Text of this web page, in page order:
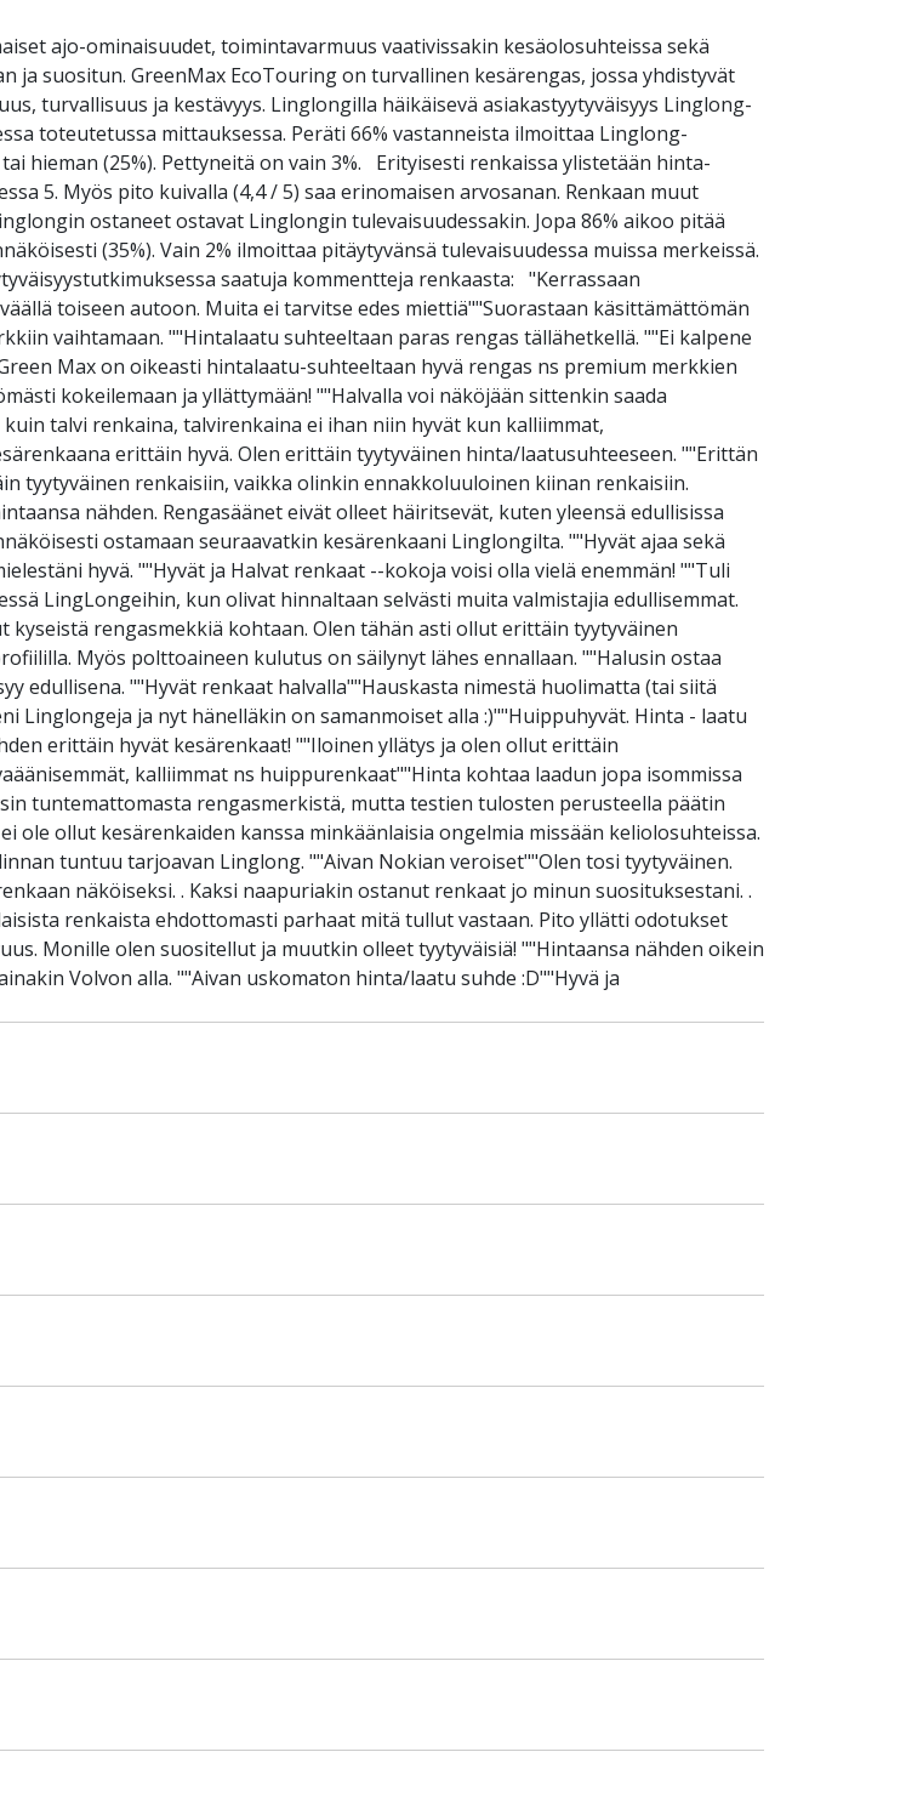
ajo-ominaisuudet, toimintavarmuus vaativissakin kesäolosuhteissa sekä
suositun. GreenMax EcoTouring on turvallinen kesärengas, jossa yhdistyvät
turvallisuus ja kestävyys. Linglongilla häikäisevä asiakastyytyväisyys Linglong-
toteutetussa mittauksessa. Peräti 66% vastanneista ilmoittaa Linglong-
hieman (25%). Pettyneitä on vain 3%. Erityisesti renkaissa ylistetään hinta-
5. Myös pito kuivalla (4,4 / 5) saa erinomaisen arvosanan. Renkaan muut
ostaneet ostavat Linglongin tulevaisuudessakin. Jopa 86% aikoo pitää
(35%). Vain 2% ilmoittaa pitäytyvänsä tulevaisuudessa muissa merkeissä.
saatuja kommentteja renkaasta: "Kerrassaan
toiseen autoon. Muita ei tarvitse edes miettiä""Suorastaan käsittämättömän
vaihtamaan. ""Hintalaatu suhteeltaan paras rengas tällähetkellä. ""Ei kalpene
Max on oikeasti hintalaatu-suhteeltaan hyvä rengas ns premium merkkien
kokeilemaan ja yllättymään! ""Halvalla voi näköjään sittenkin saada
talvi renkaina, talvirenkaina ei ihan niin hyvät kun kalliimmat,
erittäin hyvä. Olen erittäin tyytyväinen hinta/laatusuhteeseen. ""Erittän
tyytyväinen renkaisiin, vaikka olinkin ennakkoluuloinen kiinan renkaisiin.
nähden. Rengasäänet eivät olleet häiritsevät, kuten yleensä edullisissa
ostamaan seuraavatkin kesärenkaani Linglongilta. ""Hyvät ajaa sekä
hyvä. ""Hyvät ja Halvat renkaat --kokoja voisi olla vielä enemmän! ""Tuli
LingLongeihin, kun olivat hinnaltaan selvästi muita valmistajia edullisemmat.
rengasmekkiä kohtaan. Olen tähän asti ollut erittäin tyytyväinen
Myös polttoaineen kulutus on säilynyt lähes ennallaan. ""Halusin ostaa
edullisena. ""Hyvät renkaat halvalla""Hauskasta nimestä huolimatta (tai siitä
Linglongeja ja nyt hänelläkin on samanmoiset alla :)""Huippuhyvät. Hinta - laatu
erittäin hyvät kesärenkaat! ""Iloinen yllätys ja olen ollut erittäin
kalliimmat ns huippurenkaat""Hinta kohtaa laadun jopa isommissa
tuntemattomasta rengasmerkistä, mutta testien tulosten perusteella päätin
ollut kesärenkaiden kanssa minkäänlaisia ongelmia missään keliolosuhteissa.
tuntuu tarjoavan Linglong. ""Aivan Nokian veroiset""Olen tosi tyytyväinen.
näköiseksi. . Kaksi naapuriakin ostanut renkaat jo minun suosituksestani. .
renkaista ehdottomasti parhaat mitä tullut vastaan. Pito yllätti odotukset
Monille olen suositellut ja muutkin olleet tyytyväisiä! ""Hintaansa nähden oikein
Volvon alla. ""Aivan uskomaton hinta/laatu suhde :D""Hyvä ja